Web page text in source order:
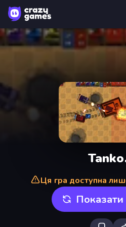
Ця гра доступна
Показати